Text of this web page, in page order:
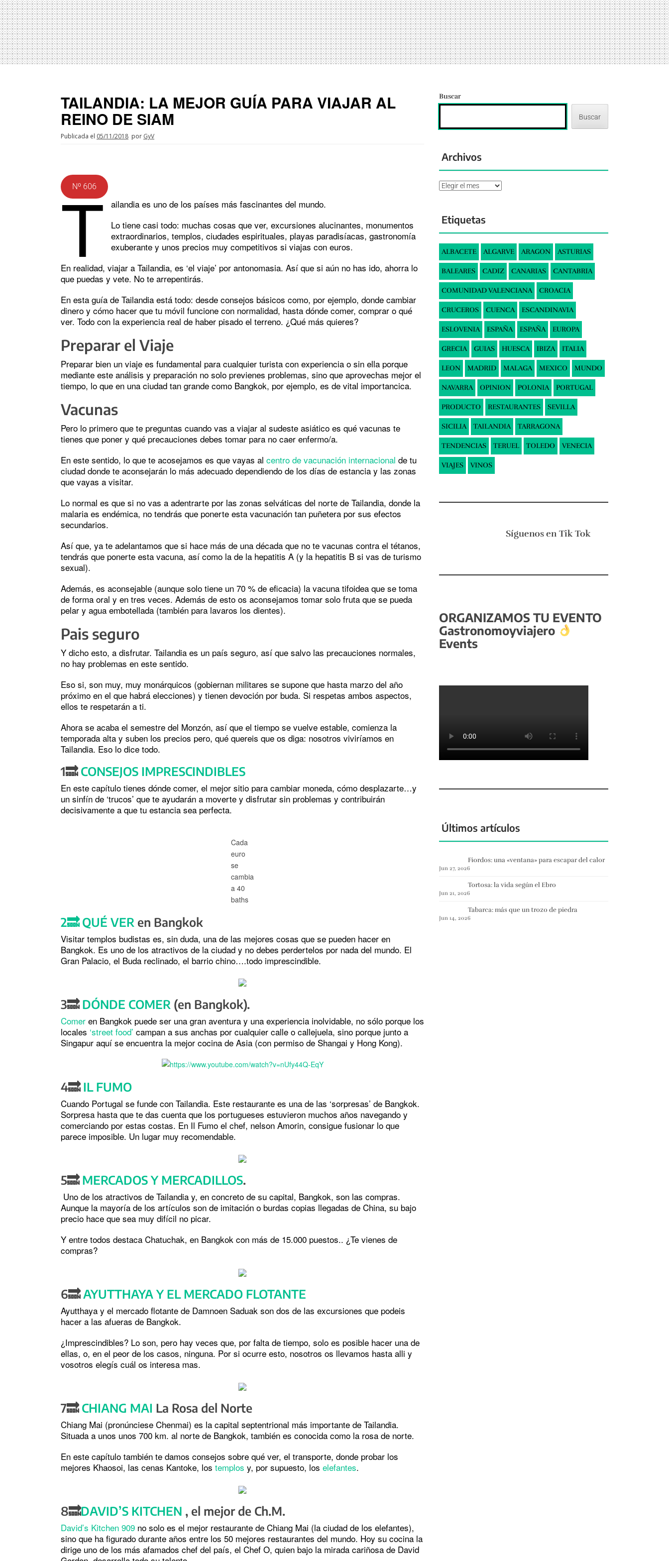
TAILANDIA: LA MEJOR GUÍA PARA VIAJAR AL
REINO DE SIAM
Publicada el 05/11/2018 por GyV
Nº 606
T ailandia es uno de los países más fascinantes del mundo.
Lo tiene casi todo: muchas cosas que ver, excursiones alucinantes, monumentos
extraordinarios, templos, ciudades espirituales, playas paradisíacas, gastronomía
exuberante y unos precios muy competitivos si viajas con euros.
En realidad, viajar a Tailandia, es ‘el viaje’ por antonomasia. Así que si aún no has ido, ahorra lo
que puedas y vete. No te arrepentirás.
En esta guía de Tailandia está todo: desde consejos básicos como, por ejemplo, donde cambiar
dinero y cómo hacer que tu móvil funcione con normalidad, hasta dónde comer, comprar o qué
ver. Todo con la experiencia real de haber pisado el terreno. ¿Qué más quieres?
Preparar el Viaje
Preparar bien un viaje es fundamental para cualquier turista con experiencia o sin ella porque
mediante este análisis y preparación no solo previenes problemas, sino que aprovechas mejor el
tiempo, lo que en una ciudad tan grande como Bangkok, por ejemplo, es de vital importancica.
Vacunas
Pero lo primero que te preguntas cuando vas a viajar al sudeste asiático es qué vacunas te
tienes que poner y qué precauciones debes tomar para no caer enfermo/a.
En este sentido, lo que te acosejamos es que vayas al centro de vacunación internacional de tu
ciudad donde te aconsejarán lo más adecuado dependiendo de los días de estancia y las zonas
que vayas a visitar.
Lo normal es que si no vas a adentrarte por las zonas selváticas del norte de Tailandia, donde la
malaria es endémica, no tendrás que ponerte esta vacunación tan puñetera por sus efectos
secundarios.
Así que, ya te adelantamos que si hace más de una década que no te vacunas contra el tétanos,
tendrás que ponerte esta vacuna, así como la de la hepatitis A (y la hepatitis B si vas de turismo
sexual).
Además, es aconsejable (aunque solo tiene un 70 % de eficacia) la vacuna tifoidea que se toma
de forma oral y en tres veces. Además de esto os aconsejamos tomar solo fruta que se pueda
pelar y agua embotellada (también para lavaros los dientes).
Pais seguro
Y dicho esto, a disfrutar. Tailandia es un país seguro, así que salvo las precauciones normales,
no hay problemas en este sentido.
Eso si, son muy, muy monárquicos (gobiernan militares se supone que hasta marzo del año
próximo en el que habrá elecciones) y tienen devoción por buda. Si respetas ambos aspectos,
ellos te respetarán a ti.
Ahora se acaba el semestre del Monzón, así que el tiempo se vuelve estable, comienza la
temporada alta y suben los precios pero, qué quereis que os diga: nosotros viviríamos en
Tailandia. Eso lo dice todo.
1🔜 CONSEJOS IMPRESCINDIBLES
En este capítulo tienes dónde comer, el mejor sitio para cambiar moneda, cómo desplazarte…y
un sinfín de ‘trucos’ que te ayudarán a moverte y disfrutar sin problemas y contribuirán
decisivamente a que tu estancia sea perfecta.
Cada
euro
se
cambia
a 40
baths
2🔜 QUÉ VER en Bangkok
Visitar templos budistas es, sin duda, una de las mejores cosas que se pueden hacer en
Bangkok. Es uno de los atractivos de la ciudad y no debes perdertelos por nada del mundo. El
Gran Palacio, el Buda reclinado, el barrio chino….todo imprescindible.
3🔜 DÓNDE COMER (en Bangkok).
Comer en Bangkok puede ser una gran aventura y una experiencia inolvidable, no sólo porque los
locales ‘street food’ campan a sus anchas por cualquier calle o callejuela, sino porque junto a
Singapur aquí se encuentra la mejor cocina de Asia (con permiso de Shangai y Hong Kong).
4🔜 IL FUMO
Cuando Portugal se funde con Tailandia. Este restaurante es una de las ‘sorpresas’ de Bangkok.
Sorpresa hasta que te das cuenta que los portugueses estuvieron muchos años navegando y
comerciando por estas costas. En Il Fumo el chef, nelson Amorin, consigue fusionar lo que
parece imposible. Un lugar muy recomendable.
5🔜 MERCADOS Y MERCADILLOS.
Uno de los atractivos de Tailandia y, en concreto de su capital, Bangkok, son las compras.
Aunque la mayoría de los artículos son de imitación o burdas copias llegadas de China, su bajo
precio hace que sea muy difícil no picar.
Y entre todos destaca Chatuchak, en Bangkok con más de 15.000 puestos.. ¿Te vienes de
compras?
6🔜AYUTTHAYA Y EL MERCADO FLOTANTE
Ayutthaya y el mercado flotante de Damnoen Saduak son dos de las excursiones que podeis
hacer a las afueras de Bangkok.
¿Imprescindibles? Lo son, pero hay veces que, por falta de tiempo, solo es posible hacer una de
ellas, o, en el peor de los casos, ninguna. Por si ocurre esto, nosotros os llevamos hasta alli y
vosotros elegís cuál os interesa mas.
7🔜 CHIANG MAI La Rosa del Norte
Chiang Mai (pronúnciese Chenmai) es la capital septentrional más importante de Tailandia.
Situada a unos unos 700 km. al norte de Bangkok, también es conocida como la rosa de norte.
En este capítulo también te damos consejos sobre qué ver, el transporte, donde probar los
mejores Khaosoi, las cenas Kantoke, los templos y, por supuesto, los elefantes.
8🔜DAVID’S KITCHEN , el mejor de Ch.M.
David’s Kitchen 909 no solo es el mejor restaurante de Chiang Mai (la ciudad de los elefantes),
sino que ha figurado durante años entre los 50 mejores restaurantes del mundo. Hoy su cocina la
dirige uno de los más afamados chef del país, el Chef O, quien bajo la mirada cariñosa de David
Buscar
Buscar
Archivos
Archivos
Etiquetas
ALBACETE ALGARVE ARAGON ASTURIAS
BALEARES CADIZ CANARIAS CANTABRIA
COMUNIDAD VALENCIANA CROACIA
CRUCEROS CUENCA ESCANDINAVIA
ESLOVENIA ESPAÑA ESPAÑA EUROPA
GRECIA GUIAS HUESCA IBIZA ITALIA
LEON MADRID MALAGA MEXICO MUNDO
NAVARRA OPINION POLONIA PORTUGAL
PRODUCTO RESTAURANTES SEVILLA
SICILIA TAILANDIA TARRAGONA
TENDENCIAS TERUEL TOLEDO VENECIA
VIAJES VINOS
Síguenos en Tik Tok
ORGANIZAMOS TU EVENTO
Gastronomoyviajero
Events
Últimos artículos
Fiordos: una «ventana» para escapar del calor
Jun 27, 2026
Tortosa: la vida según el Ebro
Jun 21, 2026
Tabarca: más que un trozo de piedra
Jun 14, 2026